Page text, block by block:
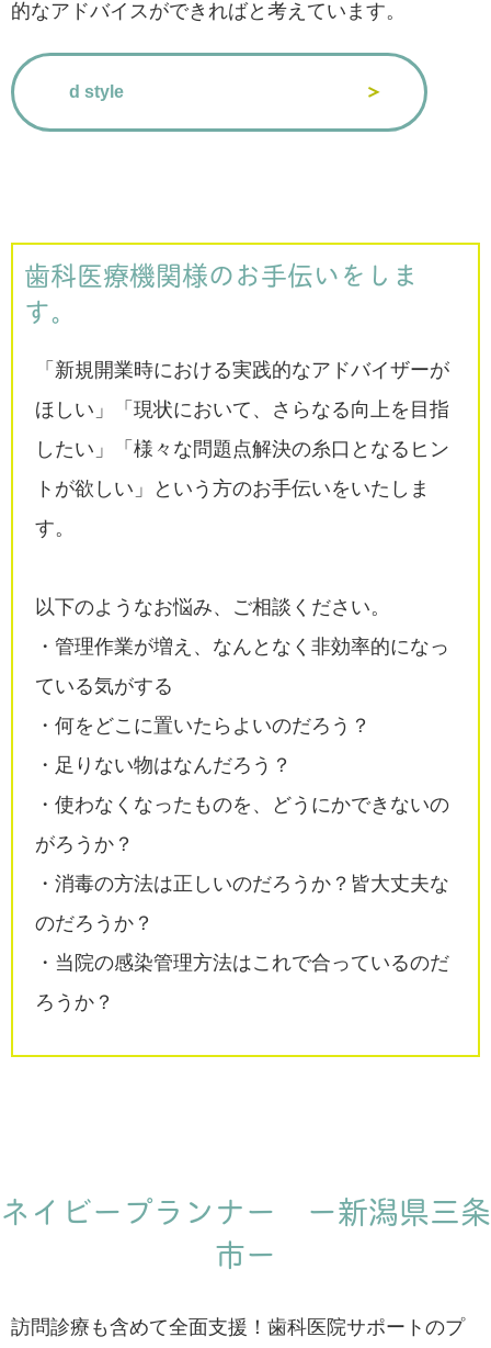
的なアドバイスができればと考えています。
d style
歯科医療機関様のお手伝いをしま
す。
「新規開業時における実践的なアドバイザーが
ほしい」「現状において、さらなる向上を目指
したい」「様々な問題点解決の糸口となるヒン
トが欲しい」という方のお手伝いをいたしま
す。
以下のようなお悩み、ご相談ください。
・管理作業が増え、なんとなく非効率的になっ
ている気がする
・何をどこに置いたらよいのだろう？
・足りない物はなんだろう？
・使わなくなったものを、どうにかできないの
がろうか？
・消毒の方法は正しいのだろうか？皆大丈夫な
のだろうか？
・当院の感染管理方法はこれで合っているのだ
ろうか？
ネイビープランナー ー新潟県三条
市ー
訪問診療も含めて全面支援！歯科医院サポートのプ